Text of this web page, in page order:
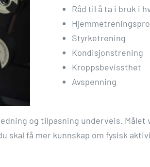
Råd til å ta i bruk i
Styrketrening
Kondisjonstrening
Kroppsbevissthet
Avspenning
og tilpasning underveis.
skal få mer kunnskap om fysisk